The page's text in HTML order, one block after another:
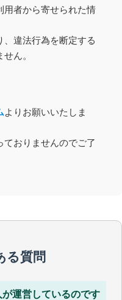
用者から寄せられた情
違法行為を断定する
ん。
よりお願いいたしま
ておりませんのでご了
る質問
運営しているのです